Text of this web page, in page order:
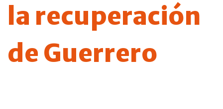
la recuperación
de Guerrero